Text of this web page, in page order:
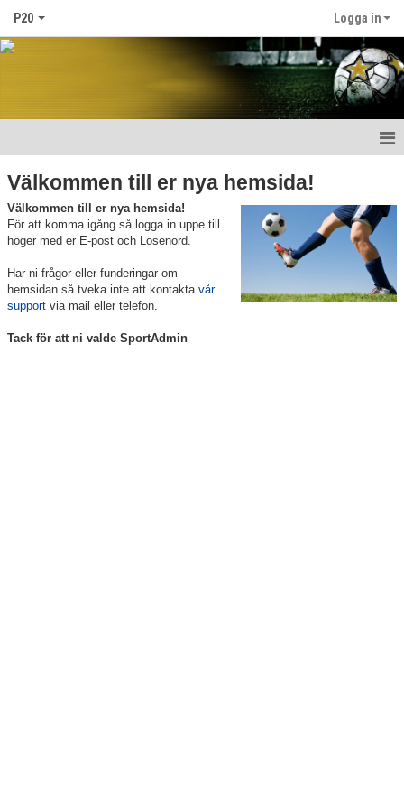
P20 Logga in
Nyheter
Kalender
Matcher
Välkommen till er nya hemsida!
Välkommen till er nya hemsida!
För att komma igång så logga in uppe till
höger med er E-post och Lösenord.
Har ni frågor eller funderingar om
hemsidan så tveka inte att kontakta vår
support via mail eller telefon.
Tack för att ni valde SportAdmin